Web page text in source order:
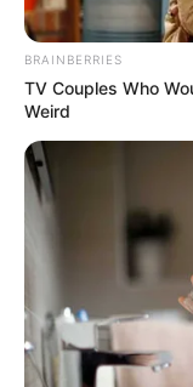
BRAINBERRIES
TV Couples Who
Weird